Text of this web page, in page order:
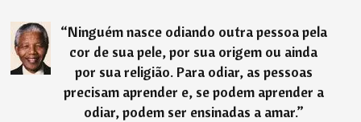
“Ninguém nasce odiando outra pessoa pela
cor de sua pele, por sua origem ou ainda
por sua religião. Para odiar, as pessoas
precisam aprender e, se podem aprender a
odiar, podem ser ensinadas a amar.”